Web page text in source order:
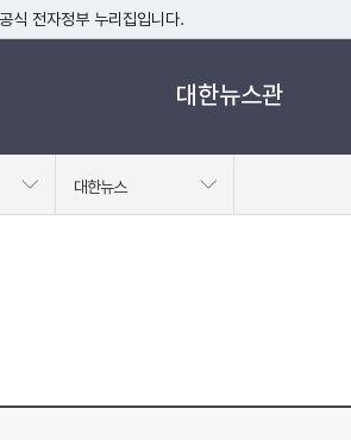
식 전자정부 누리집입니다.
기
리집은 대한민국 정부기관이 관리하는 누리집입니
대한뉴스관
대한뉴스